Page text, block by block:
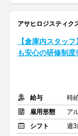
アサヒロジスティ
【倉庫内スタッ
も安心の研修制
給与
時
雇用形態
ア
シフト
週3